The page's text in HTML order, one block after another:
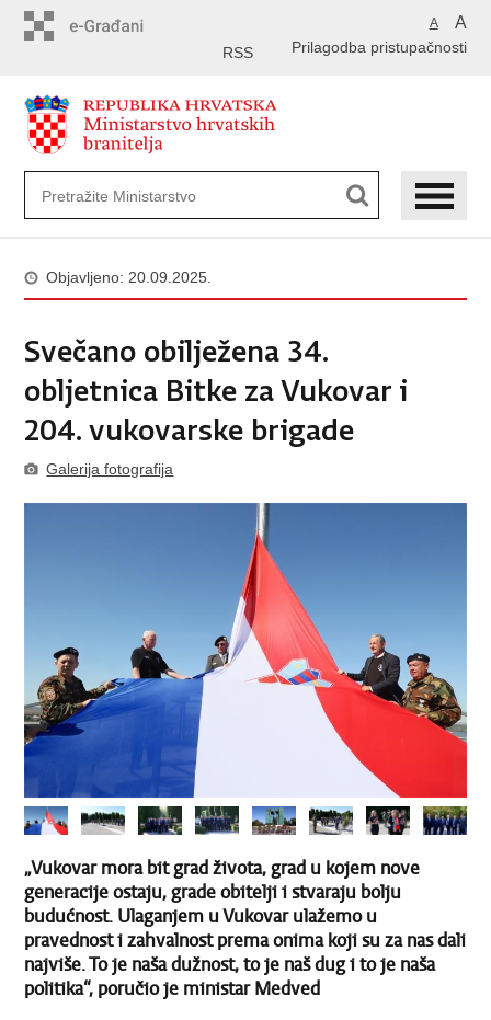
A A
Prilagodba pristupačnosti
RSS
Objavljeno: 20.09.2025.
Svečano obilježena 34.
obljetnica Bitke za Vukovar i
204. vukovarske brigade
Galerija fotografija
„Vukovar mora bit grad života, grad u kojem nove
generacije ostaju, grade obitelji i stvaraju bolju
budućnost. Ulaganjem u Vukovar ulažemo u
pravednost i zahvalnost prema onima koji su za nas dali
najviše. To je naša dužnost, to je naš dug i to je naša
politika“, poručio je ministar Medved